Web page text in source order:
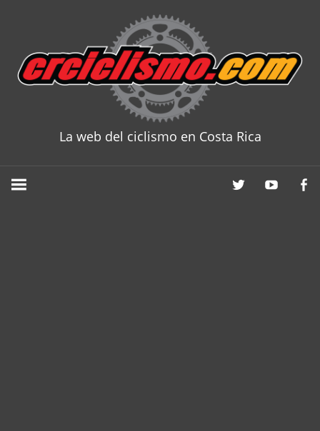
content
La web del ciclismo en Costa Rica